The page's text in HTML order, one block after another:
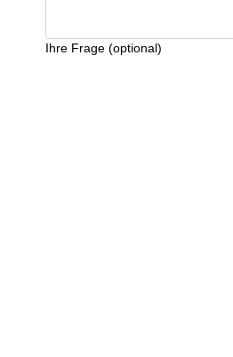
Ihre Frage (optional)